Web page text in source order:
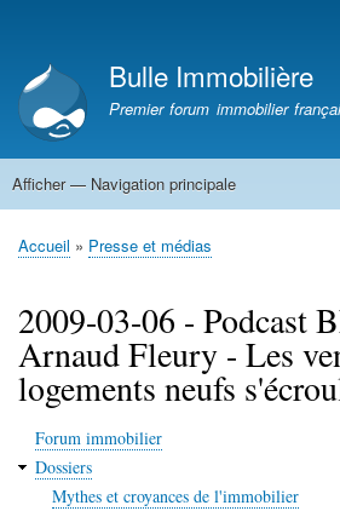
contenu
principal
compte
de
l'utilisateur
Bulle Immobilière
Premier forum immobilier
Navigation
Afficher — Navigation principale
Accueil
Fil
Accueil Presse et médias
2009-03-06 - Podcast
Arnaud Fleury - Les
logements neufs
Forum immobilier
Dossiers
Mythes et croyances de l'immobilier